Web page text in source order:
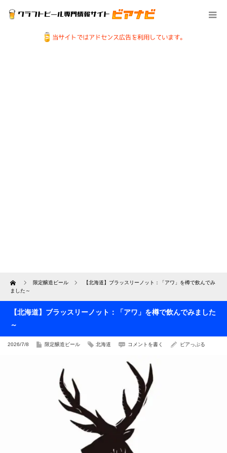
Home 限定醸造ビール
【北海道】ブラッスリーノット：「アワ」を樽で飲んでみ
ました～
【北海道】ブラッスリーノット：「アワ」を樽で飲んでみました
～
2026/7/8 限定醸造ビール 北海道 コメントを書く ビアっぷる